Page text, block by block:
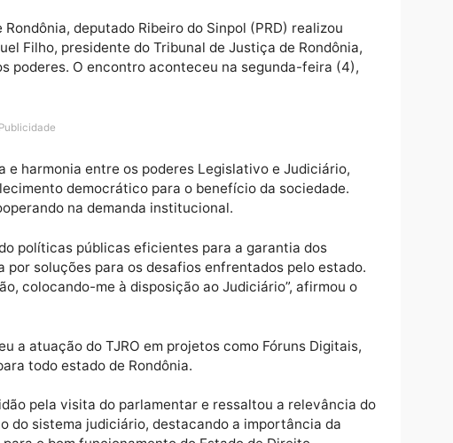
de Rondônia, deputado Ribeiro do Sinpol (PRD) realizou
os poderes. O encontro aconteceu na segunda-feira (4),
Publicidade
ética e harmonia entre os poderes Legislativo e Judiciário,
democrático para o benefício da sociedade.
políticas públicas eficientes para a garantia dos
colocando-me à disposição ao Judiciário”, afirmou o